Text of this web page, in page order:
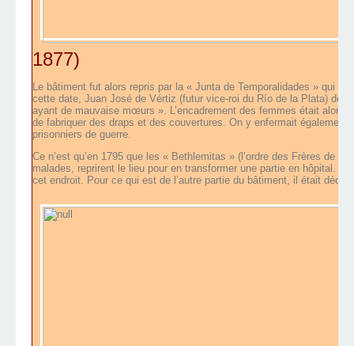
1877)
Le bâtiment fut alors repris par la « Junta de Temporalidades » qui
cette date, Juan José de Vértiz (futur vice-roi du Río de la Plata)
ayant de mauvaise mœurs ». L’encadrement des femmes était alors
de fabriquer des draps et des couvertures. On y enfermait
prisonniers de guerre.
Ce n’est qu’en 1795 que les « Bethlemitas » (l’ordre des Frères de
malades, reprirent le lieu pour en transformer une partie en hôpital.
cet endroit. Pour ce qui est de l’autre partie du bâtiment, il était